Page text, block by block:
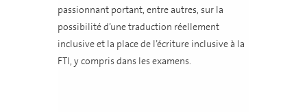
passionnant portant, entre autres, sur la
possibilité d’une traduction réellement
inclusive et la place de l’écriture inclusive à la
FTI, y compris dans les examens.